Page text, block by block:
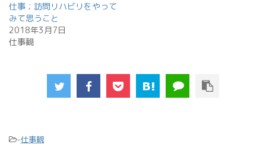
仕事；訪問リハビリをやって
みて思うこと
2018年3月7日
仕事観
-仕事観